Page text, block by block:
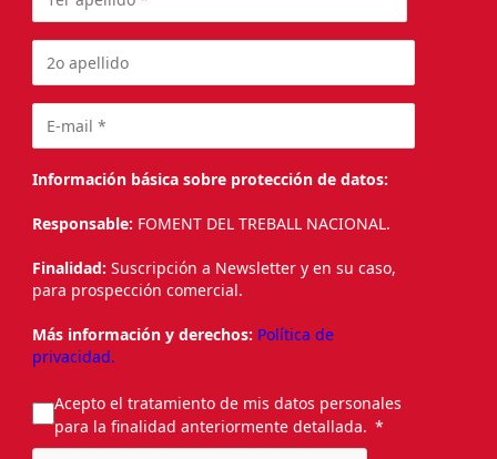
Información básica sobre protección de datos:
Responsable: FOMENT DEL TREBALL NACIONAL.
Finalidad: Suscripción a Newsletter y en su caso,
para prospección comercial.
Más información y derechos: Política de
privacidad.
Acepto el tratamiento de mis datos personales
para la finalidad anteriormente detallada.